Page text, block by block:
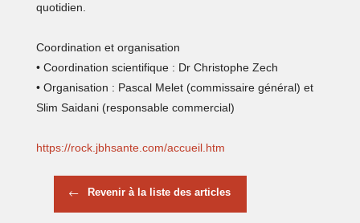
quotidien.
Coordination et organisation
• Coordination scientifique : Dr Christophe Zech
• Organisation : Pascal Melet (commissaire général) et
Slim Saidani (responsable commercial)
https://rock.jbhsante.com/accueil.htm
Revenir à la liste des articles